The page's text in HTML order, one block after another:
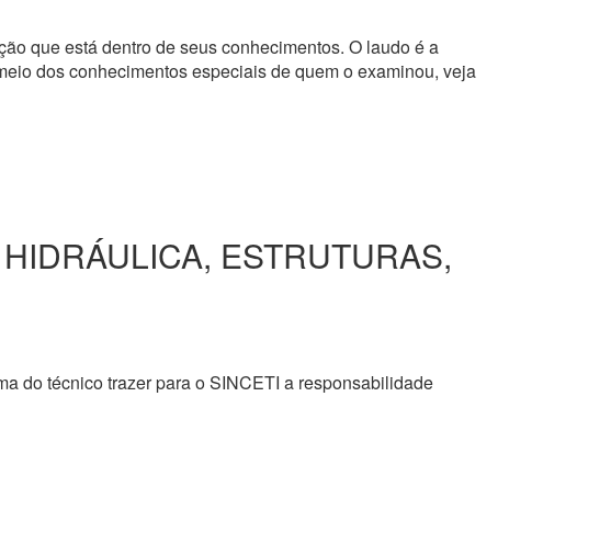
que está dentro de seus conhecimentos. O laudo é a
dos conhecimentos especiais de quem o examinou, veja
ESTRUTURAS,
do técnico trazer para o SINCETI a responsabilidade